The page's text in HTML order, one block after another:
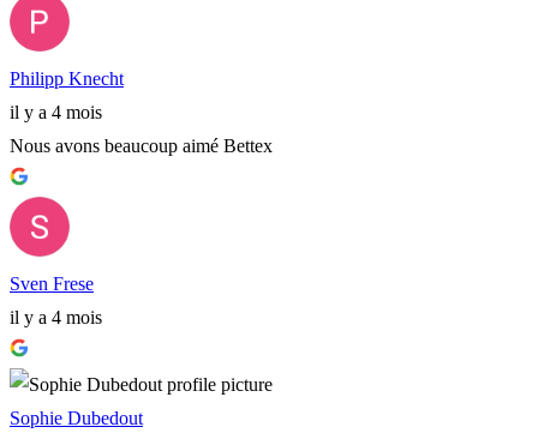
Philipp Knecht
il y a 4 mois
Nous avons beaucoup aimé Bettex
Sven Frese
il y a 4 mois
Sophie Dubedout